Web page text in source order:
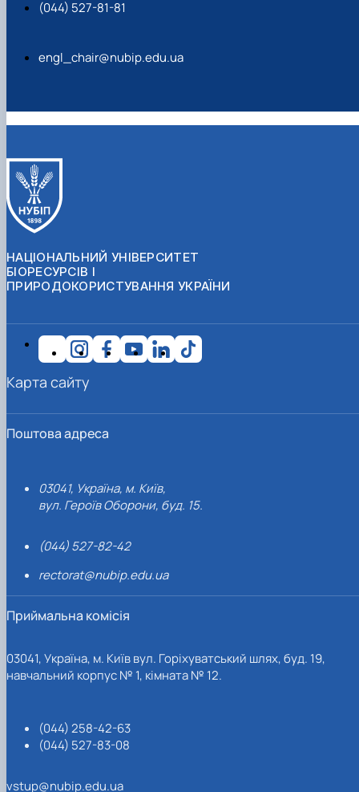
(044) 527-81-81
engl_chair@nubip.edu.ua
НАЦІОНАЛЬНИЙ УНІВЕРСИТЕТ
БІОРЕСУРСІВ І
ПРИРОДОКОРИСТУВАННЯ УКРАЇНИ
Поштова адреса
03041, Україна, м. Київ,
вул. Героїв Оборони, буд. 15.
(044) 527-82-42
rectorat@nubip.edu.ua
Приймальна комісія
03041, Україна, м. Київ вул. Горіхуватський шлях, буд. 19,
навчальний корпус № 1, кімната № 12.
(044) 258-42-63
(044) 527-83-08
vstup@nubip.edu.ua
Карта сайту